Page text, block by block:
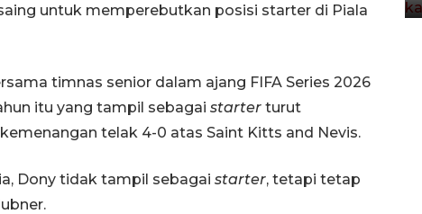
untuk memperebutkan posisi starter di Piala
timnas senior dalam ajang FIFA Series 2026
itu yang tampil sebagai starter turut
telak 4-0 atas Saint Kitts and Nevis.
Dony tidak tampil sebagai starter, tetapi tetap